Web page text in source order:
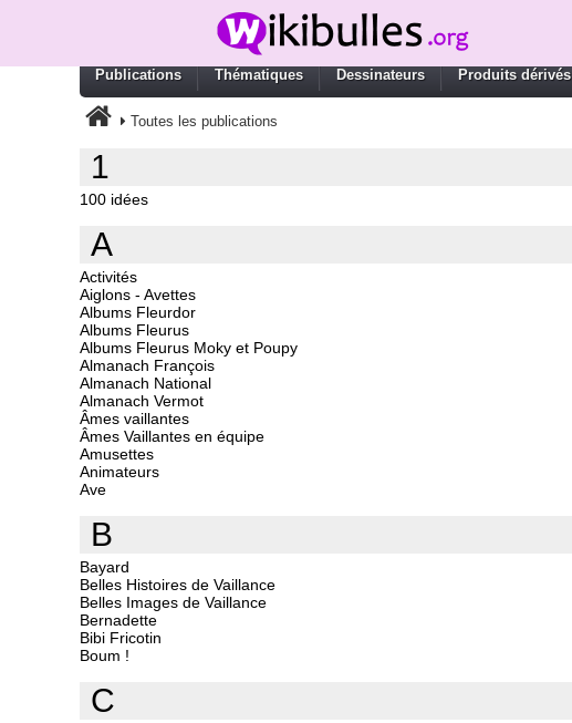
Publications Thématiques Dessinateurs Produits dérivés
Toutes les publications
1
100 idées
A
Activités
Aiglons - Avettes
Albums Fleurdor
Albums Fleurus
Albums Fleurus Moky et Poupy
Almanach François
Almanach National
Almanach Vermot
Âmes vaillantes
Âmes Vaillantes en équipe
Amusettes
Animateurs
Ave
B
Bayard
Belles Histoires de Vaillance
Belles Images de Vaillance
Bernadette
Bibi Fricotin
Boum !
C